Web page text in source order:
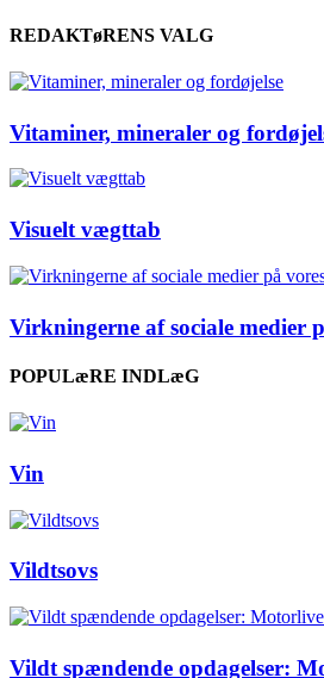
REDAKTøRENS VALG
Vitaminer, mineraler og
Visuelt vægttab
Virkningerne af sociale medier
POPULæRE INDLæG
Vin
Vildtsovs
Vildt spændende opdagelser: